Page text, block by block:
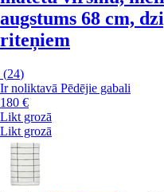
augstums 68 cm,
riteņiem
(24)
Ir noliktavā Pēdējie gabali
180 €
Likt grozā
Likt grozā